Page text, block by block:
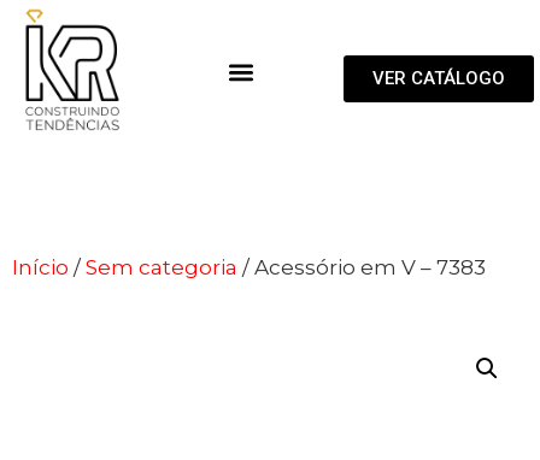
VER CATÁLOGO
Início /Sem categoria / Acessório em V – 7383